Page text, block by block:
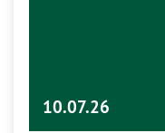
10.07.26